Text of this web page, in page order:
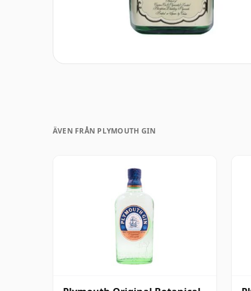
ÄVEN FRÅN PLYMOUTH GIN